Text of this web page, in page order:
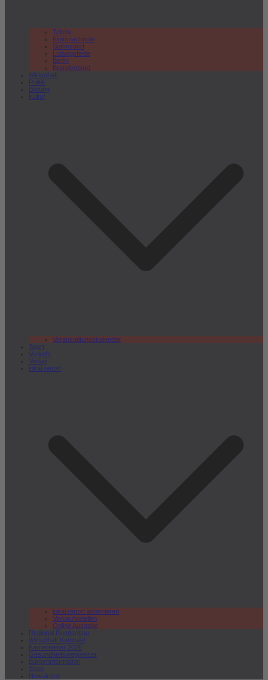
Teltow
Kleinmachnow
Stahnsdorf
Ludwigsfelde
Berlin
Brandenburg
Wirtschaft
Politik
Bildung
Kultur
Veranstaltungskalender
Sport
Verkehr
Verlag
lokal.report
lokal.report abonnieren
Verkaufsstellen
Online Ausgabe
Regional Rundschau
Wirtschaft.Kompakt
Karriereleiter 2026
Gesundheitswegweiser
Bürgerinformation
Shop
Newsletter